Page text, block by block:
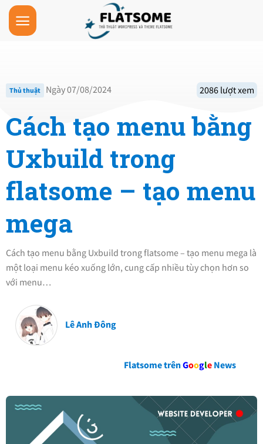
Skip
content
Thủ thuật Ngày 07/08/2024 2086 lượt xem
Cách tạo menu bằng
Uxbuild trong
flatsome – tạo menu
mega
Cách tạo menu bằng Uxbuild trong flatsome – tạo menu mega là
một loại menu kéo xuống lớn, cung cấp nhiều tùy chọn hơn so
với menu…
Lê Anh Đông
Flatsome trênGoogle News